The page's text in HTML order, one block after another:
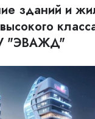
зданий и
"ЭВАЖД"